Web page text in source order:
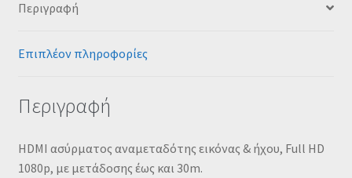
Περιγραφή
Επιπλέον πληροφορίες
Περιγραφή
HDMI ασύρματος αναμεταδότης εικόνας & ήχου, Full HD
1080p, με μετάδοσης έως και 30m.